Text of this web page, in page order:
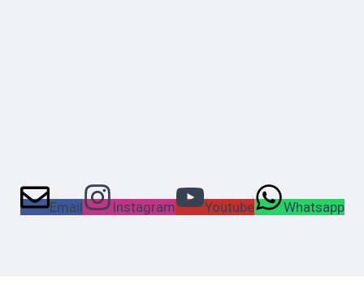
Email Instagram Youtube Whatsapp